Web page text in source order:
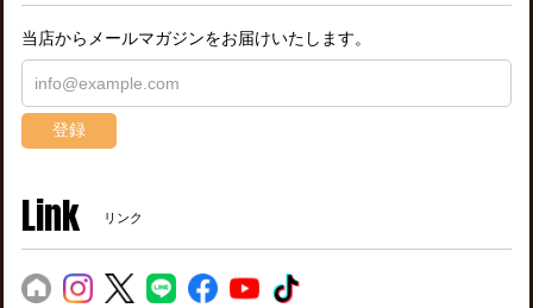
当店からメールマガジンをお届けいたします。
登録
Link リンク